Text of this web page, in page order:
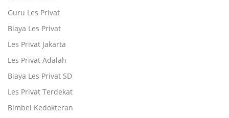
Guru Les Privat
Biaya Les Privat
Les Privat Jakarta
Les Privat Adalah
Biaya Les Privat SD
Les Privat Terdekat
Bimbel Kedokteran